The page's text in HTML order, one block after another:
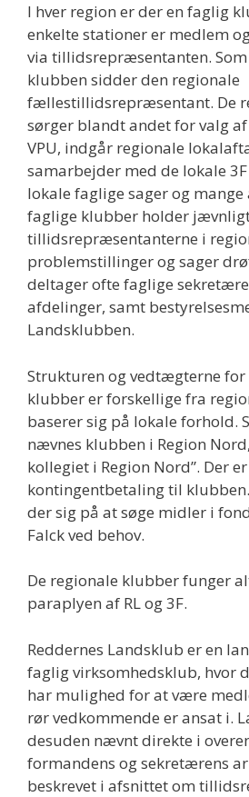
I hver region er der en faglig
enkelte stationer er medlem
via tillidsrepræsentanten.
klubben sidder den regionale
fællestillidsrepræsentant. De
sørger blandt andet for valg
VPU, indgår regionale
samarbejder med de lokale
lokale faglige sager og mange
faglige klubber holder
tillidsrepræsentanterne i
problemstillinger og sager
deltager ofte faglige
afdelinger, samt
Landsklubben.
Strukturen og vedtægterne for
klubber er forskellige fra
baserer sig på lokale forhold.
nævnes klubben i Region
kollegiet i Region Nord”. Der
kontingentbetaling til
der sig på at søge midler i
Falck ved behov.
De regionale klubber funger
paraplyen af RL og 3F.
Reddernes Landsklub er en
faglig virksomhedsklub, hvor
har mulighed for at være
rør vedkommende er ansat i.
desuden nævnt direkte i
formandens og sekretærens
beskrevet i afsnittet om